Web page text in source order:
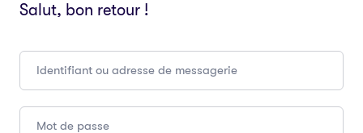
Salut, bon retour !